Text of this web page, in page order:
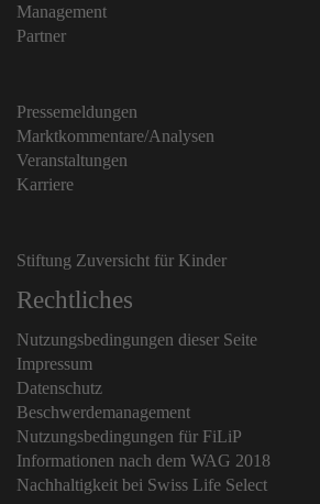
Management
Partner
Pressemeldungen
Marktkommentare/Analysen
Veranstaltungen
Karriere
Stiftung Zuversicht für Kinder
Rechtliches
Nutzungsbedingungen dieser Seite
Impressum
Datenschutz
Beschwerdemanagement
Nutzungsbedingungen für FiLiP
Informationen nach dem WAG 2018
Nachhaltigkeit bei Swiss Life Select